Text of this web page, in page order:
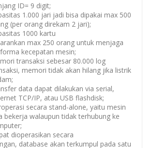
ID= 9 digit;
1.000 jari jadi bisa dipakai max 500
(per orang direkam 2 jari);
1000 kartu
max 250 orang untuk menjaga
kecepatan mesin;
transaksi sebesar 80.000 log
memori tidak akan hilang jika listrik
data dapat dilakukan via serial,
TCP/IP, atau USB flashdisk;
secara stand-alone, yaitu mesin
bekerja walaupun tidak terhubung ke
dioperasikan secara
database akan terkumpul pada satu